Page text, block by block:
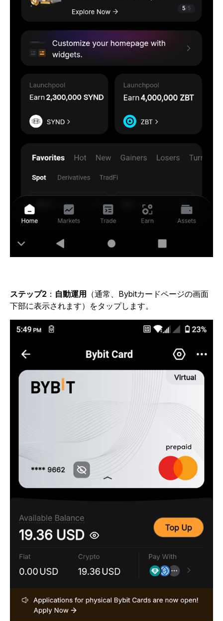
ステップ2 ： 自動運用
（通常、Bybitカードページの画面
下部に表示されます）をタップします。